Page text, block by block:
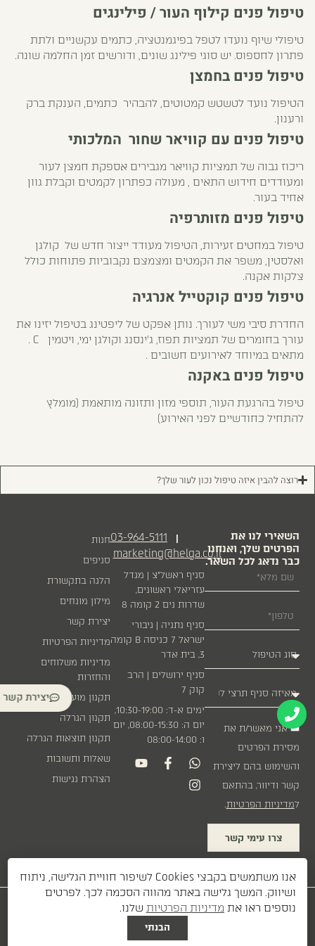
טיפול פנים קילוף העור / פילינגים
טיפולי שיוף נועדו לטפל בפיגמנטציה, כתמים עקשניים ולתת
פתרון לחספוס. יש סוגי פילינג שונים, ודורשים זמן החלמה שונה.
טיפול פנים בחמצן
הטיפול נועד לטשטש קמטוטים, להבהיר כתמים, הענקת ברק
ורענון.
טיפול פנים עם קוויאר שחור המלכותי
ריכוז גבוה של תמציות קוויאר מגבירים אספקת חמצן לעור
ומעודדים חידוש התאים , מעולה כפתרון לקמטים וקבלת גוון
אחיד בעור.
טיפול פנים מזותרפיה
טיפול במחטים זעירות, הטיפול מעודד ייצור חדש של קולגן
ואלסטין, משפר את הקמטים ומצמצם נקבוביות פתוחות כולל
צלקות אקנה.
טיפול פנים קוקטייל אנרגיה
החדרת סיבי משי לעורך. נותן אפקט של ליפטינג בטיפול יזינו את
עורך בחומרים של תמציות תפוז, ג'ינסנג וקולגן ימי, ויטמין C .
מתאים במיוחד לאירועים חשובים .
טיפול פנים באקנה
טיפול בהרגעת העור, תוספי מזון ותזונה מותאמת (מומלץ
להתחיל כחודשיים לפני האירוע)
רוצה להבין איזה טיפול נכון לעור שלך?
03-964-5111 |
marketing@helga.co.il
סניף ראשל״צ | מגדל
עזריאלי ראשונים,
שדרות נים 2 קומה 8
סניף נתניה | גיבורי
ישראל 7 כניסה B קומה
3, בית אדר
סניף ירושלים | הרב
קוק 7
ימים א-ד: 10:30-19:00,
יום ה: 08:00-15:30, יום
ו: 08:00-14:00
חנות
סניפים
הלגה בתקשורת
מילון מונחים
יצירת קשר
מדיניות הפרטיות
מדיניות משלוחים
והחזרות
תקנון מועדון לקוחות
תקנון הגרלה
תקנון תוצאות הגרלה
שאלות ותשובות
הצהרת נגישות
השאירי לנו את
הפרטים שלך, ואנחנו
כבר נדאג לכל השאר.
אני מאשר/ת את
מסירת הפרטים
והשימוש בהם ליצירת
קשר ודיוור, בהתאם
למדיניות הפרטיות.
צרו עימי קשר
יצירת קשר
עיצוב: ETI BERKOVITCH| פיתוח:DAVID GERSHON
אנו משתמשים בקבצי Cookies לשיפור חוויית הגלישה, ניתוח
ושיווק. המשך גלישה באתר מהווה הסכמה לכך. לפרטים
נוספים ראו את מדיניות הפרטיות שלנו.
הבנתי